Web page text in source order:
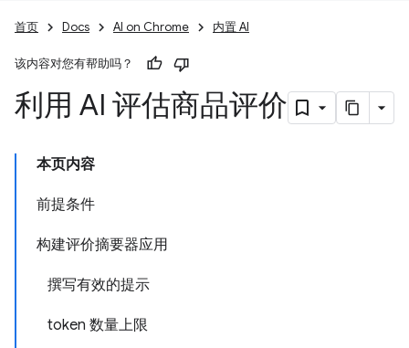
首页 Docs AI on Chrome 内置 AI
该内容对您有帮助吗？
利用 AI 评估商品评价
本页内容
前提条件
构建评价摘要器应用
撰写有效的提示
token 数量上限